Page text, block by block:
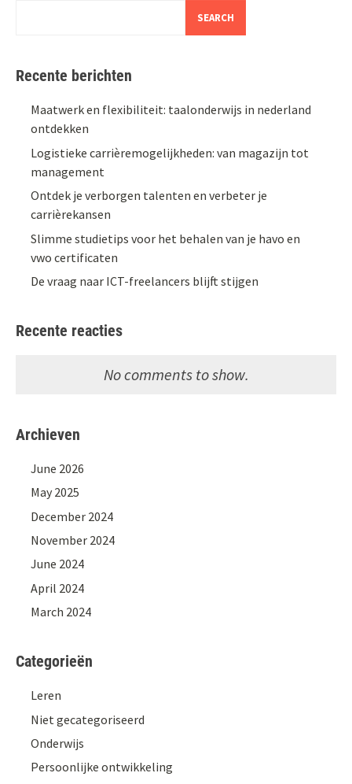
SEARCH
Recente berichten
Maatwerk en flexibiliteit: taalonderwijs in nederland
ontdekken
Logistieke carrièremogelijkheden: van magazijn tot
management
Ontdek je verborgen talenten en verbeter je
carrièrekansen
Slimme studietips voor het behalen van je havo en
vwo certificaten
De vraag naar ICT-freelancers blijft stijgen
Recente reacties
No comments to show.
Archieven
June 2026
May 2025
December 2024
November 2024
June 2024
April 2024
March 2024
Categorieën
Leren
Niet gecategoriseerd
Onderwijs
Persoonlijke ontwikkeling